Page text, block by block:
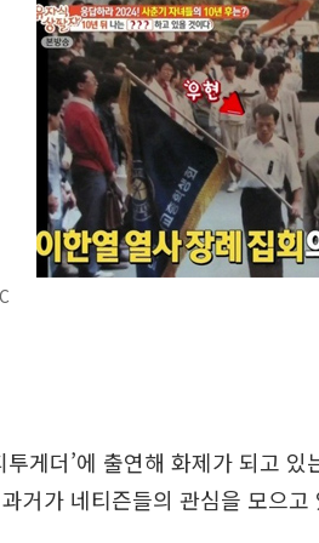
투게더’에 출연해 화제가 되고
거가 네티즌들의 관심을 모으고